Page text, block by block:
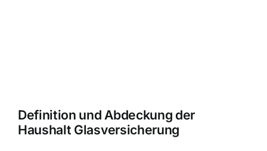
Definition und Abdeckung der
Haushalt Glasversicherung